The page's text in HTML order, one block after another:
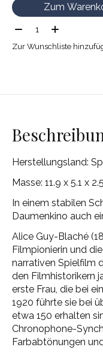
Zum
Menge:
Zur Wunschliste
Herstellungsland:
Masse: 11.9 x 5.1 x
In einem stabilen
Daumenkino auch
Alice Guy-Blaché
Filmpionierin und
narrativen Spielfilm
den Filmhistorikern
erste Frau, die bei
1920 führte sie bei
etwa 150 erhalten
Chronophone-
Farbabtönungen